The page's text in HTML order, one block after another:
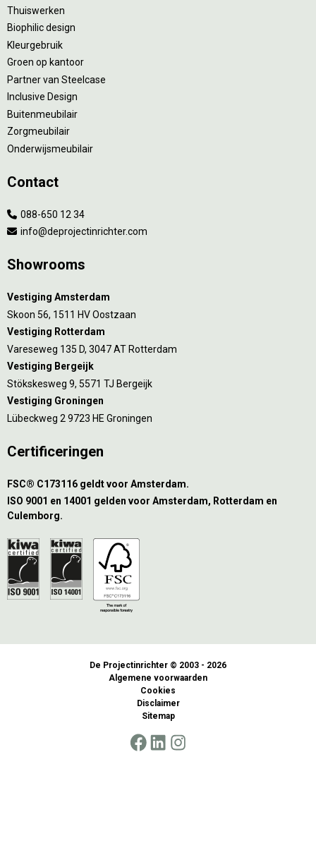
Thuiswerken
Biophilic design
Kleurgebruik
Groen op kantoor
Partner van Steelcase
Inclusive Design
Buitenmeubilair
Zorgmeubilair
Onderwijsmeubilair
Contact
088-650 12 34
info@deprojectinrichter.com
Showrooms
Vestiging Amsterdam
Skoon 56, 1511 HV Oostzaan
Vestiging Rotterdam
Vareseweg 135 D, 3047 AT Rotterdam
Vestiging Bergeijk
Stökskesweg 9, 5571 TJ Bergeijk
Vestiging Groningen
Lübeckweg 2 9723 HE Groningen
Certificeringen
FSC® C173116 geldt voor Amsterdam.
ISO 9001 en 14001 gelden voor Amsterdam, Rotterdam en
Culemborg.
De Projectinrichter © 2003 - 2026
Algemene voorwaarden
Cookies
Disclaimer
Sitemap